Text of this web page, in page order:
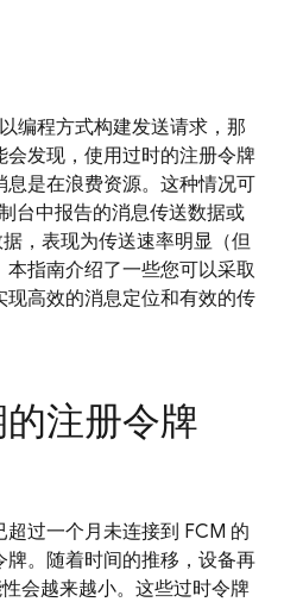
编程方式构建发送请求，那
会发现，使用过时的注册令牌
息是在浪费资源。这种情况可
台中报告的消息传送数据或
，表现为传送速率明显（但
指南介绍了一些您可以采取
现高效的消息定位和有效的传
注册令牌
过一个月未连接到 FCM 的
牌。随着时间的推移，设备再
会越来越小。这些过时令牌